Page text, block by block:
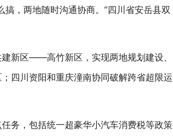
，两地随时沟通协商。”四川省安岳县双
新区——高竹新区，实现两地规划建设、
四川资阳和重庆潼南协同破解跨省超限运
务，包括统一超豪华小汽车消费税等政策